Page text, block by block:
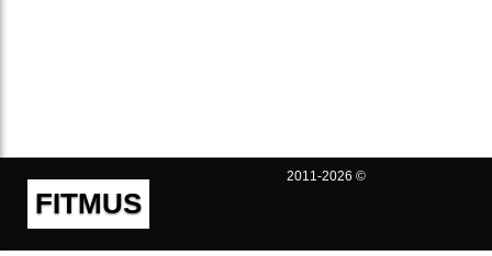
FITMUS
2011-2026 ©